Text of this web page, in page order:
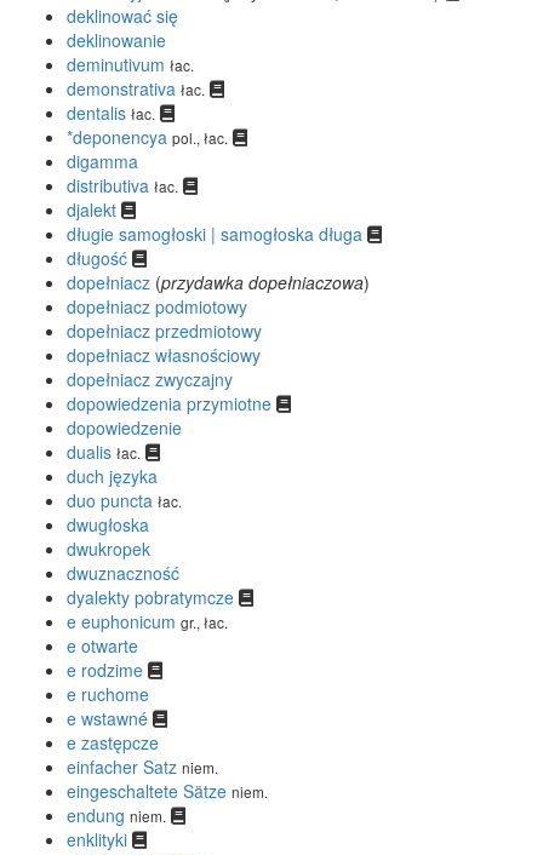
deklinować się
deklinowanie
deminutivum łac.
demonstrativa łac.
dentalis łac.
*deponencya pol., łac.
digamma
distributiva łac.
djalekt
długie samogłoski | samogłoska długa
długość
dopełniacz (przydawka dopełniaczowa)
dopełniacz podmiotowy
dopełniacz przedmiotowy
dopełniacz własnościowy
dopełniacz zwyczajny
dopowiedzenia przymiotne
dopowiedzenie
dualis łac.
duch języka
duo puncta łac.
dwugłoska
dwukropek
dwuznaczność
dyalekty pobratymcze
e euphonicum gr., łac.
e otwarte
e rodzime
e ruchome
e wstawné
e zastępcze
einfacher Satz niem.
eingeschaltete Sätze niem.
endung niem.
enklityki